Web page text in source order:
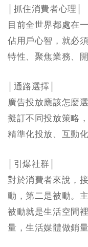
│抓住消費者心理│
目前全世界都處在
佔用戶心智，就必
特性、聚焦業務、
│通路選擇│
廣告投放應該怎麼
擬訂不同投放策略
精準化投放、互動化
│引爆社群│
對於消費者來說，
動，第二是被動。
被動就是生活空間
量，生活媒體做銷量